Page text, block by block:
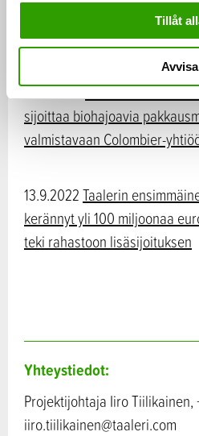
Tillåt
Avvisa
sijoittaa biopohjaisia
Nordtreat-yhtiöön
16.11.2022Taalerin
sijoittaa biohajoavia
valmistavaan Colombier-
13.9.2022Taalerin
kerännyt yli 100 miljoonaa
teki rahastoon lisäsijoituksen
Yhteystiedot:
Projektijohtaja Iiro Tiilikainen,
iiro.tiilikainen@taaleri.com